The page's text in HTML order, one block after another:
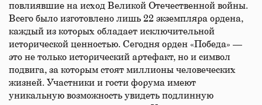
повлиявшие на исход Великой Отечественной войны.
Всего было изготовлено лишь 22 экземпляра ордена,
каждый из которых обладает исключительной
исторической ценностью. Сегодня орден «Победа» —
это не только исторический артефакт, но и символ
подвига, за которым стоят миллионы человеческих
жизней. Участники и гости форума имеют
уникальную возможность увидеть подлинную